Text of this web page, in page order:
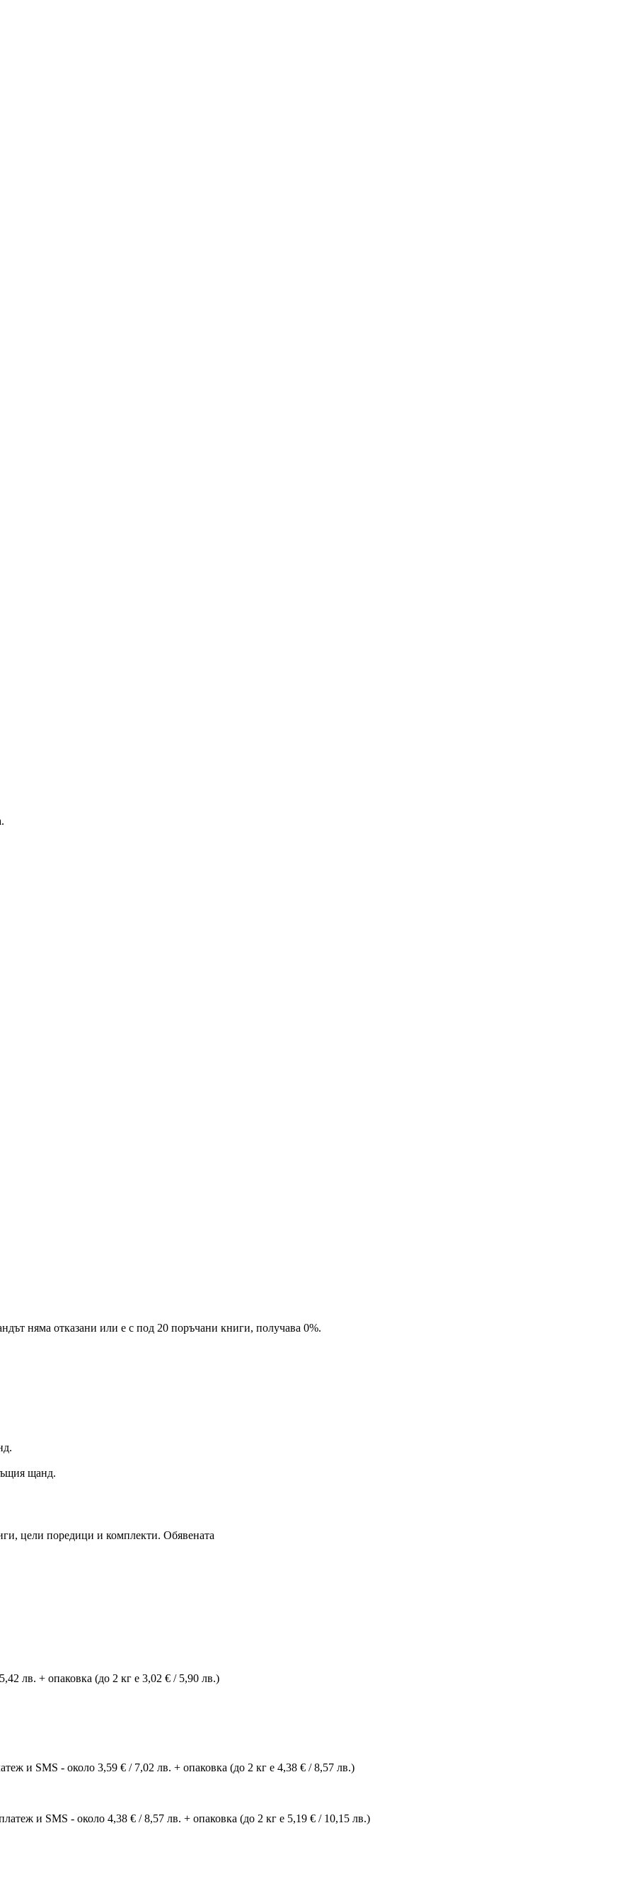
няма отказани или е с под 20 поръчани книги, получава 0%.
щанд.
цели поредици и комплекти. Обявената
лв. + опаковка (до 2 кг е 3,02 € / 5,90 лв.)
и SMS - около 3,59 € / 7,02 лв. + опаковка (до 2 кг е 4,38 € / 8,57 лв.)
и SMS - около 4,38 € / 8,57 лв. + опаковка (до 2 кг е 5,19 € / 10,15 лв.)